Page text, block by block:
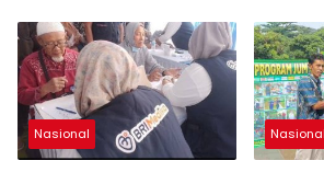
Bintan
Bintan
Nasional Nasional